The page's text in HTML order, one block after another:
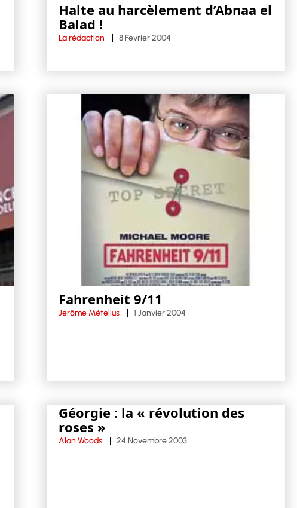
Halte au harcèlement d’Abnaa el
Balad !
La rédaction 8 Février 2004
Fahrenheit 9/11
Jérôme Métellus 1 Janvier 2004
Géorgie : la « révolution des
roses »
Alan Woods 24 Novembre 2003